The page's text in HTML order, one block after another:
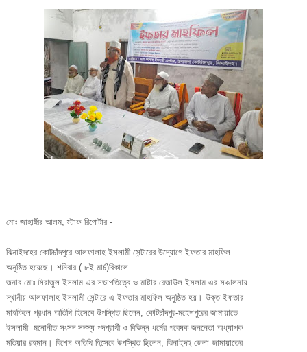
মোঃ জাহাঙ্গীর আলম, স্টাফ রিপোর্টার -
ঝিনাইদহের কোটচাঁদপুরে আলফালাহ ইসলামী সেন্টারের উদ্যোগে ইফতার মাহফিল
অনুষ্ঠিত হয়েছে। শনিবার ( ৮ই মার্চ)বিকালে
জনাব মোঃ সিরাজুল ইসলাম এর সভাপতিত্বে ও মাষ্টার রেজাউল ইসলাম এর সঞ্চালনায়
স্থানীয় আলফালাহ ইসলামী সেন্টারে এ ইফতার মাহফিল অনুষ্ঠিত হয়। উক্ত ইফতার
মাহফিলে প্রধান অতিথি হিসেবে উপস্থিত ছিলেন, কোটচাঁদপুর-মহেশপুরের জামায়াতে
ইসলামী মনোনীত সংসদ সদস্য পদপ্রার্থী ও বিভিন্ন ধর্মের গবেষক জননেতা অধ্যাপক
মতিয়ার রহমান। বিশেষ অতিথি হিসেবে উপস্থিত ছিলেন, ঝিনাইদহ জেলা জামায়াতের